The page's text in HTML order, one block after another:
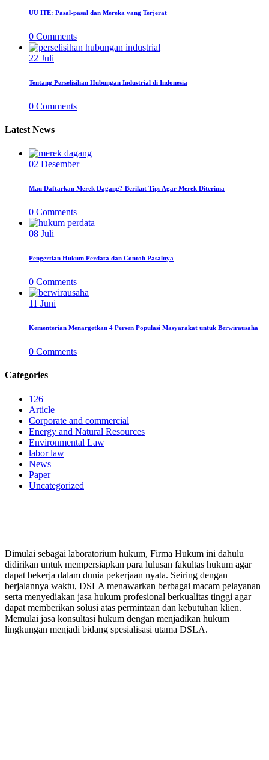
UU ITE: Pasal-pasal dan Mereka yang Terjerat
0 Comments
22 Juli
Tentang Perselisihan Hubungan Industrial di Indonesia
0 Comments
Latest News
02 Desember
Mau Daftarkan Merek Dagang? Berikut Tips Agar Merek Diterima
0 Comments
08 Juli
Pengertian Hukum Perdata dan Contoh Pasalnya
0 Comments
11 Juni
Kementerian Menargetkan 4 Persen Populasi Masyarakat untuk Berwirausaha
0 Comments
Categories
126
Article
Corporate and commercial
Energy and Natural Resources
Environmental Law
labor law
News
Paper
Uncategorized
Dimulai sebagai laboratorium hukum, Firma Hukum ini dahulu
didirikan untuk mempersiapkan para lulusan fakultas hukum agar
dapat bekerja dalam dunia pekerjaan nyata. Seiring dengan
berjalannya waktu, DSLA menawarkan berbagai macam pelayanan
serta menyediakan jasa hukum profesional berkualitas tinggi agar
dapat memberikan solusi atas permintaan dan kebutuhan klien.
Memulai jasa konsultasi hukum dengan menjadikan hukum
lingkungan menjadi bidang spesialisasi utama DSLA.